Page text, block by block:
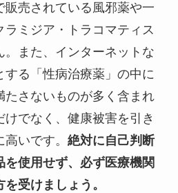
販売されている風邪薬や一
ミジア・トラコマティス
。また、インターネットな
する「性病治療薬」の中に
たさないものが多く含まれ
でなく、健康被害を引き
いです。 絶対に自己判断
を使用せず、必ず医療機関
受けましょう。